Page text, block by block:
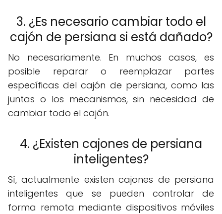
3. ¿Es necesario cambiar todo el
cajón de persiana si está dañado?
No necesariamente. En muchos casos, es
posible reparar o reemplazar partes
específicas del cajón de persiana, como las
juntas o los mecanismos, sin necesidad de
cambiar todo el cajón.
4. ¿Existen cajones de persiana
inteligentes?
Sí, actualmente existen cajones de persiana
inteligentes que se pueden controlar de
forma remota mediante dispositivos móviles